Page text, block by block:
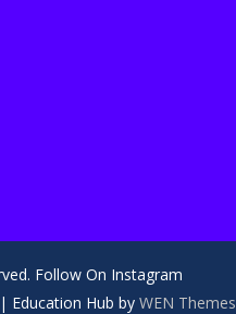
Follow On Instagram
| Education Hub by WEN Themes